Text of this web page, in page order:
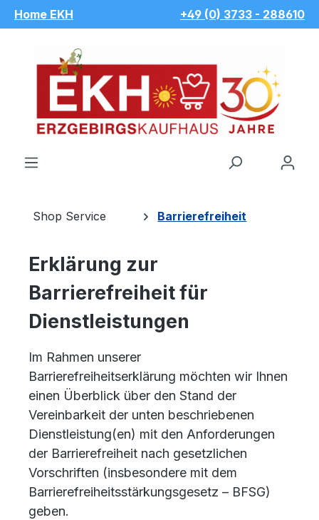
Zum Hauptinhalt springen
Home EKH +49 (0) 3733 - 288610
Du
Shop Service Barrierefreiheit
Erklärung zur
Barrierefreiheit für
Dienstleistungen
Im Rahmen unserer
Barrierefreiheitserklärung möchten wir Ihnen
einen Überblick über den Stand der
Vereinbarkeit der unten beschriebenen
Dienstleistung(en) mit den Anforderungen
der Barrierefreiheit nach gesetzlichen
Vorschriften (insbesondere mit dem
Barrierefreiheitsstärkungsgesetz – BFSG)
geben.